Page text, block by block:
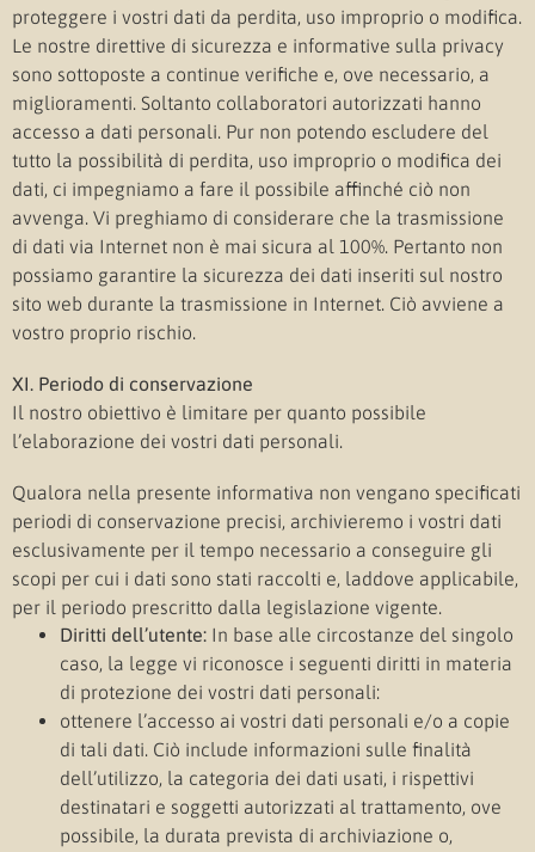
proteggere i vostri dati da perdita, uso improprio o modifica.
Le nostre direttive di sicurezza e informative sulla privacy
sono sottoposte a continue verifiche e, ove necessario, a
miglioramenti. Soltanto collaboratori autorizzati hanno
accesso a dati personali. Pur non potendo escludere del
tutto la possibilità di perdita, uso improprio o modifica dei
dati, ci impegniamo a fare il possibile affinché ciò non
avvenga. Vi preghiamo di considerare che la trasmissione
di dati via Internet non è mai sicura al 100%. Pertanto non
possiamo garantire la sicurezza dei dati inseriti sul nostro
sito web durante la trasmissione in Internet. Ciò avviene a
vostro proprio rischio.
XI. Periodo di conservazione
Il nostro obiettivo è limitare per quanto possibile
l’elaborazione dei vostri dati personali.
Qualora nella presente informativa non vengano specificati
periodi di conservazione precisi, archivieremo i vostri dati
esclusivamente per il tempo necessario a conseguire gli
scopi per cui i dati sono stati raccolti e, laddove applicabile,
per il periodo prescritto dalla legislazione vigente.
Diritti dell’utente: In base alle circostanze del singolo
caso, la legge vi riconosce i seguenti diritti in materia
di protezione dei vostri dati personali:
ottenere l’accesso ai vostri dati personali e/o a copie
di tali dati. Ciò include informazioni sulle finalità
dell’utilizzo, la categoria dei dati usati, i rispettivi
destinatari e soggetti autorizzati al trattamento, ove
possibile, la durata prevista di archiviazione o,